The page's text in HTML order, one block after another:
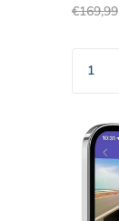
€169,99